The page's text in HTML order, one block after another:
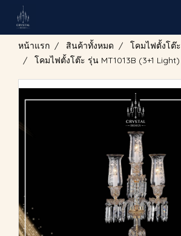
หน้าแรก สินค้าทั้งหมด
โคมไฟตั้งโต๊ะ
โคมไฟตั้งโต๊ะ รุ่น MT1013B (3+1 Light)